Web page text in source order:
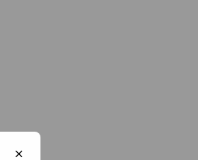
Sluit